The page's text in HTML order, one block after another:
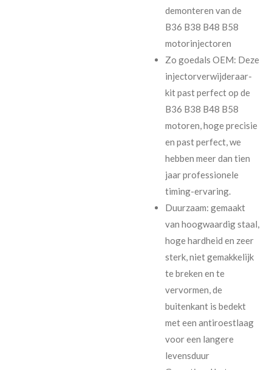
demonteren van de
B36 B38 B48 B58
motorinjectoren
Zo goedals OEM: Deze
injectorverwijderaar-
kit past perfect op de
B36 B38 B48 B58
motoren, hoge precisie
en past perfect, we
hebben meer dan tien
jaar professionele
timing-ervaring.
Duurzaam: gemaakt
van hoogwaardig staal,
hoge hardheid en zeer
sterk, niet gemakkelijk
te breken en te
vervormen, de
buitenkant is bedekt
met een antiroestlaag
voor een langere
levensduur